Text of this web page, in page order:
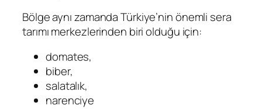
Bölge aynı zamanda Türkiye’nin önemli sera
tarımı merkezlerinden biri olduğu için:
domates,
biber,
salatalık,
narenciye